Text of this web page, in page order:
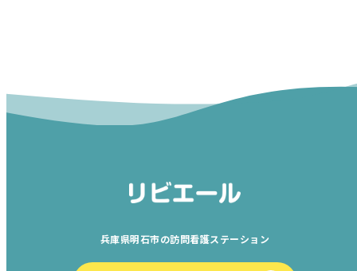
兵庫県明石市の訪問看護ステーション